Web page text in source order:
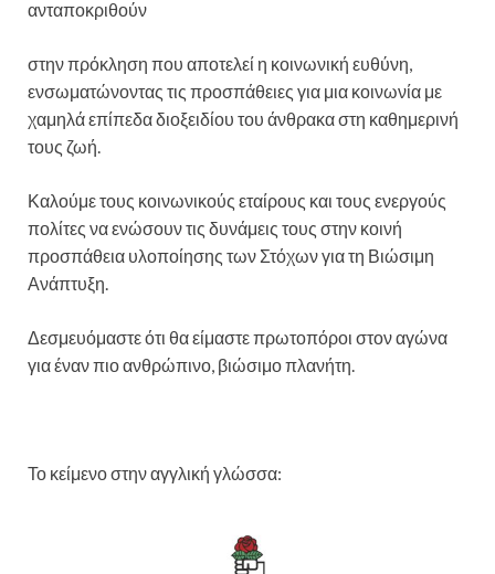
ανταποκριθούν
στην πρόκληση που αποτελεί η κοινωνική ευθύνη,
ενσωματώνοντας τις προσπάθειες για μια κοινωνία με
χαμηλά επίπεδα διοξειδίου του άνθρακα στη καθημερινή
τους ζωή.
Καλούμε τους κοινωνικούς εταίρους και τους ενεργούς
πολίτες να ενώσουν τις δυνάμεις τους στην κοινή
προσπάθεια υλοποίησης των Στόχων για τη Βιώσιμη
Ανάπτυξη.
Δεσμευόμαστε ότι θα είμαστε πρωτοπόροι στον αγώνα
για έναν πιο ανθρώπινο, βιώσιμο πλανήτη.
Το κείμενο στην αγγλική γλώσσα: